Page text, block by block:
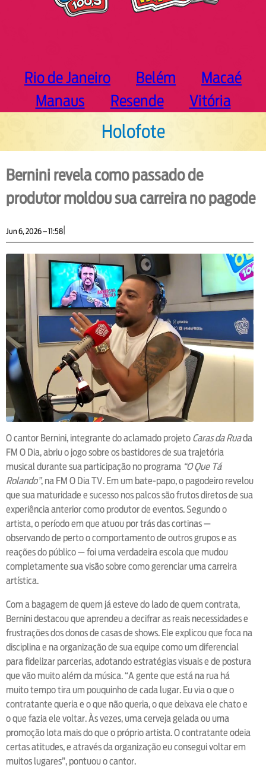
Rio de Janeiro Belém
Macaé
Manaus
Resende Vitória
Holofote
Bernini revela como passado de
produtor moldou sua carreira no pagode
Jun 6, 2026 – 11:58|
O cantor Bernini, integrante do aclamado projeto Caras da Ruada
FM O Dia, abriu o jogo sobre os bastidores de sua trajetória
musical durante sua participação no programa “O Que Tá
Rolando”, na FM O Dia TV. Em um bate-papo, o pagodeiro revelou
que sua maturidade e sucesso nos palcos são frutos diretos de sua
experiência anterior como produtor de eventos. Segundo o
artista, o período em que atuou por trás das cortinas —
observando de perto o comportamento de outros grupos e as
reações do público — foi uma verdadeira escola que mudou
completamente sua visão sobre como gerenciar uma carreira
artística.
Com a bagagem de quem já esteve do lado de quem contrata,
Bernini destacou que aprendeu a decifrar as reais necessidades e
frustrações dos donos de casas de shows. Ele explicou que foca na
disciplina e na organização de sua equipe como um diferencial
para fidelizar parcerias, adotando estratégias visuais e de postura
que vão muito além da música. “A gente que está na rua há
muito tempo tira um pouquinho de cada lugar. Eu via o que o
contratante queria e o que não queria, o que deixava ele chato e
o que fazia ele voltar. Às vezes, uma cerveja gelada ou uma
promoção lota mais do que o próprio artista. O contratante odeia
certas atitudes, e através da organização eu consegui voltar em
muitos lugares”, pontuou o cantor.